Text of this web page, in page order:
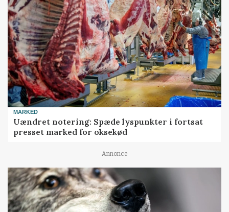
MARKED
Uændret notering: Spæde lyspunkter i fortsat
presset marked for oksekød
Annonce